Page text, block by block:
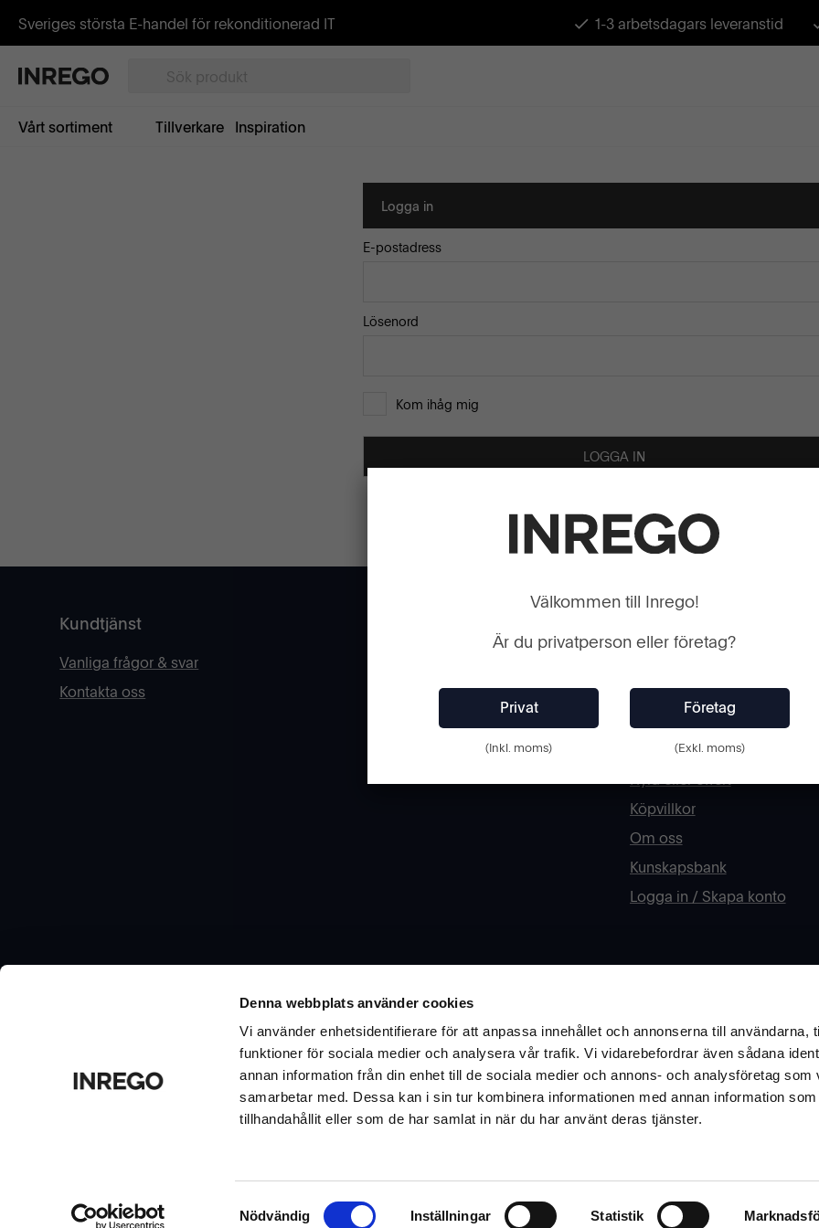
Denna webbplats använder cookies
Vi använder enhetsidentifierare för att anpassa innehållet och annonserna till användarna,
funktioner för sociala medier och analysera vår trafik. Vi vidarebefordrar även sådana
annan information från din enhet till de sociala medier och annons- och analysföretag som
samarbetar med. Dessa kan i sin tur kombinera informationen med annan information
tillhandahållit eller som de har samlat in när du har använt deras tjänster.
Samtyckesval
Nödvändig Inställningar Statistik
Sveriges största E-handel för rekonditionerad IT 1-3 arbetsdagars leveranstid
Vårt sortiment Tillverkare Inspiration
Logga in
E-postadress
Lösenord
Kom ihåg mig
Kundtjänst
Vanliga frågor & svar
Kontakta oss
Cookies och Integritetspolicy
Kontaktformulär
Ångra köp
Köpvillkor
Om oss
Kunskapsbank
Logga in / Skapa konto
Vill du ta del av tips & råd, nyheter och erbjudanden från oss? Fyll i din e-post
Ok
Har du funderingar kring
Är ni skola eller offentlig
Läs mer om vårt arbete och
Välkommen till Inrego!
Är du privatperson eller företag?
(Inkl. moms) (Exkl. moms)